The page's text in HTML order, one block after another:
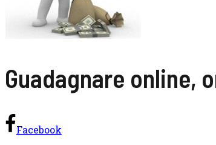
Guadagnare online,
Facebook